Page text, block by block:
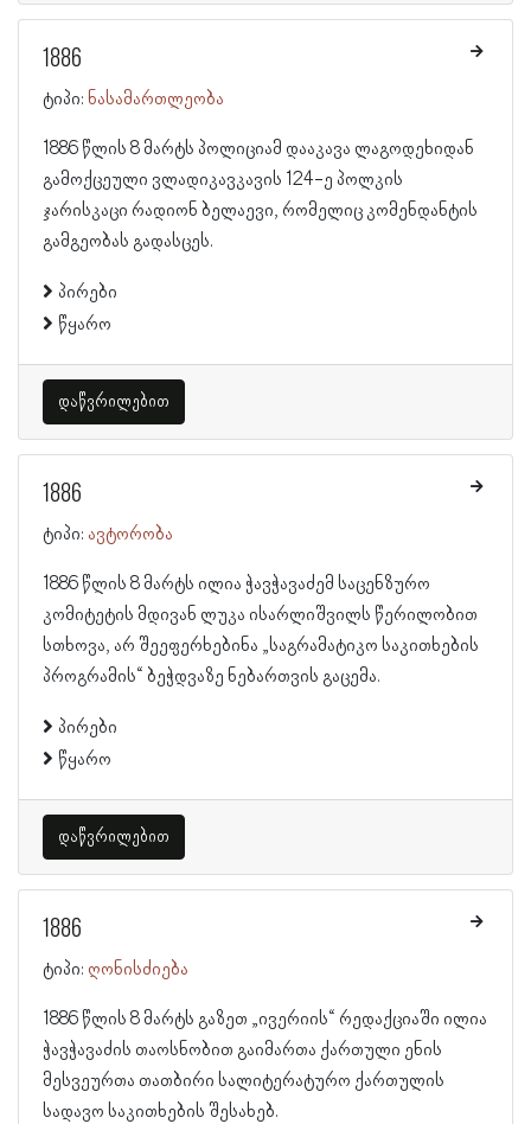
1886
ტიპი: ნასამართლეობა
1886 წლის 8 მარტს პოლიციამ დააკავა ლაგოდეხიდან
გამოქცეული ვლადიკავკავის 124-ე პოლკის
ჯარისკაცი რადიონ ბელაევი, რომელიც კომენდანტის
გამგეობას გადასცეს.
პირები
წყარო
დაწვრილებით
1886
ტიპი: ავტორობა
1886 წლის 8 მარტს ილია ჭავჭავაძემ საცენზურო
კომიტეტის მდივან ლუკა ისარლიშვილს წერილობით
სთხოვა, არ შეეფერხებინა „საგრამატიკო საკითხების
პროგრამის“ ბეჭდვაზე ნებართვის გაცემა.
პირები
წყარო
დაწვრილებით
1886
ტიპი: ღონისძიება
1886 წლის 8 მარტს გაზეთ „ივერიის“ რედაქციაში ილია
ჭავჭავაძის თაოსნობით გაიმართა ქართული ენის
მესვეურთა თათბირი სალიტერატურო ქართულის
სადავო საკითხების შესახებ.